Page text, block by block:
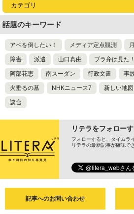
話題のキーワード
アベを倒したい！ メディア定点観測
障害 派遣 山口真由 ブラ弁は見た！
阿部花恵 南スーダン 行政文書 事
火垂るの墓 NHKニュース7 新しい地図
談合
リテラをフォロー
フォローすると、タイムラ
リテラの最新記事が確認で
記事へのお問い合わせ